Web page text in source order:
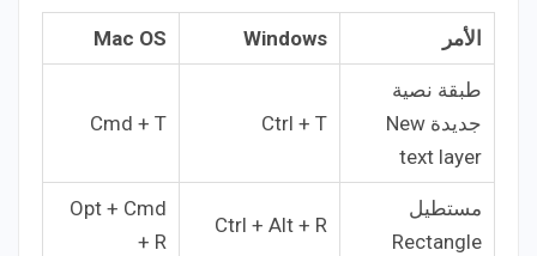
الأمر Windows
Mac OS
طبقة نصية
جديدة New
text layer
Ctrl + T
Cmd + T
مستطيل
Rectangle
Ctrl + Alt + R
Opt + Cmd
+ R